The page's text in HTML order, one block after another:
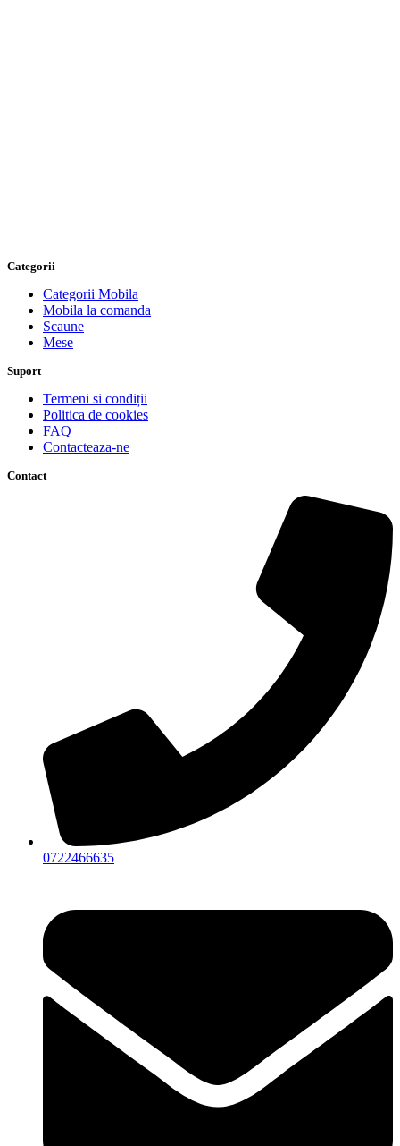
Categorii
Categorii Mobila
Mobila la comanda
Scaune
Mese
Suport
Termeni si condiții
Politica de cookies
FAQ
Contacteaza-ne
Contact
0722466635